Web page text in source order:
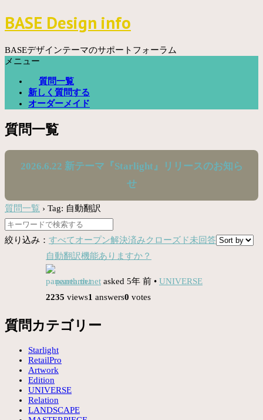
コ
ン
ン
ツ
BASE Design info
BASEデザインテーマのサポートフォーラム
メニュー
質問一覧
新しく質問する
オーダーメイド
質問一覧
2026.6.22 新テーマ『Starlight』リリースのお知ら
せ
質問一覧 › Tag: 自動翻訳
絞り込み： すべてオープン解決済みクローズド未回答
自動翻訳機能ありますか？
panearth.net asked 5年 前 • UNIVERSE
2235 views1 answers0 votes
質問カテゴリー
Starlight
RetailPro
Artwork
Edition
UNIVERSE
Relation
LANDSCAPE